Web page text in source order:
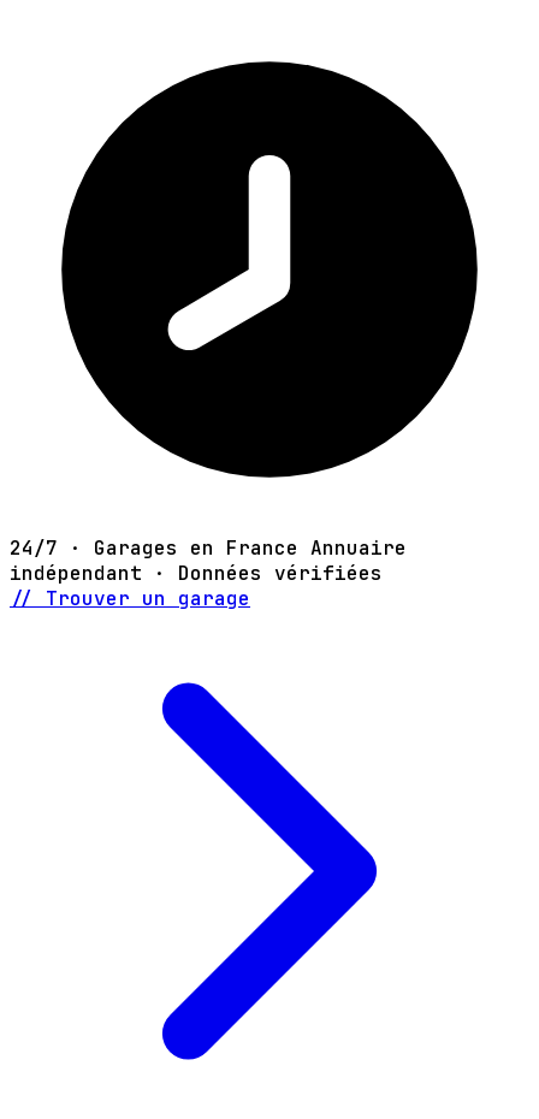
24/7 · Garages en France Annuaire
indépendant · Données vérifiées
// Trouver un garage